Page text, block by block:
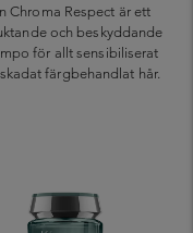
Chroma Respect är ett
och beskyddande
för allt sensibiliserat
färgbehandlat hår.